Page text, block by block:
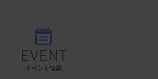
EVENT
イベント情報